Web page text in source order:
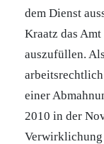
dem Dienst
Kraatz das
auszufüllen.
einer
2010 in der
Verwirklichung